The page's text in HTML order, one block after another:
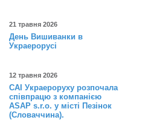
21 травня 2026
День Вишиванки в
Украерорусі
12 травня 2026
САІ Украероруху розпочала
співпрацю з компанією
ASAP s.r.o. у місті Пезінок
(Словаччина).